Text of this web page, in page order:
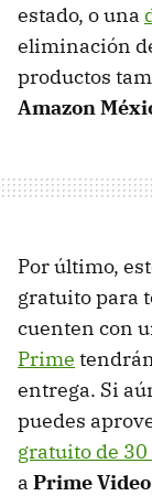
estado, o una
eliminación
productos
Amazon
Por último,
gratuito para
cuenten con
Prime
entrega. Si
puedes
gratuito de 30
a Prime